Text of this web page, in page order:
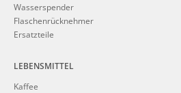
Wasserspender
Flaschenrücknehmer
Ersatzteile
LEBENSMITTEL
Kaffee